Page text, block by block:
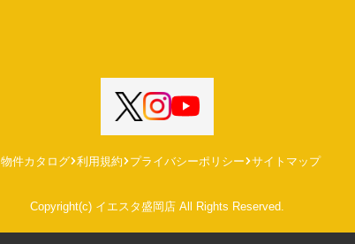
物件カタログ 利用規約 プライバシーポリシー サイトマップ
Copyright(c) イエスタ盛岡店 All Rights Reserved.